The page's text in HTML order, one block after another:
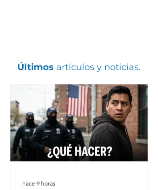
​Últimos artículos y noticias.
hace 9 horas